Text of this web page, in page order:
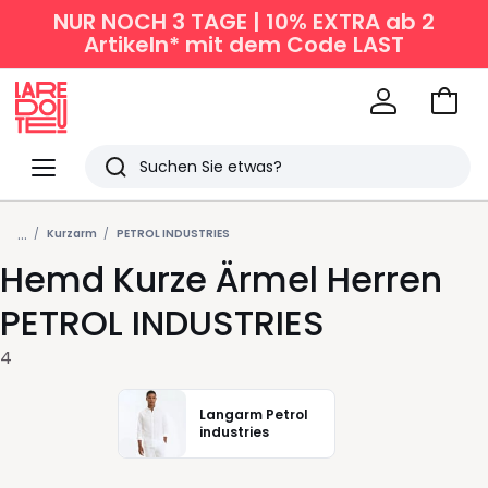
NUR NOCH 3 TAGE | 10% EXTRA ab 2
Artikeln* mit dem Code LAST
Menü
Redoute
Suchen
Zuletzt
angesehen
Artikel
Zum
... Kurzarm PETROL INDUSTRIES
Hemd Kurze Ärmel Herren
PETROL INDUSTRIES
4
Langarm Petrol
industries